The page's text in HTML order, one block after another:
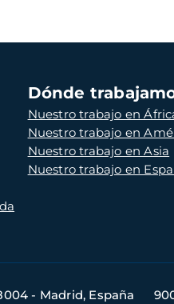
Dónde
Nuestro trabajo en
Nuestro trabajo en
Nuestro trabajo en Asia
Nuestro trabajo en
- Madrid, España